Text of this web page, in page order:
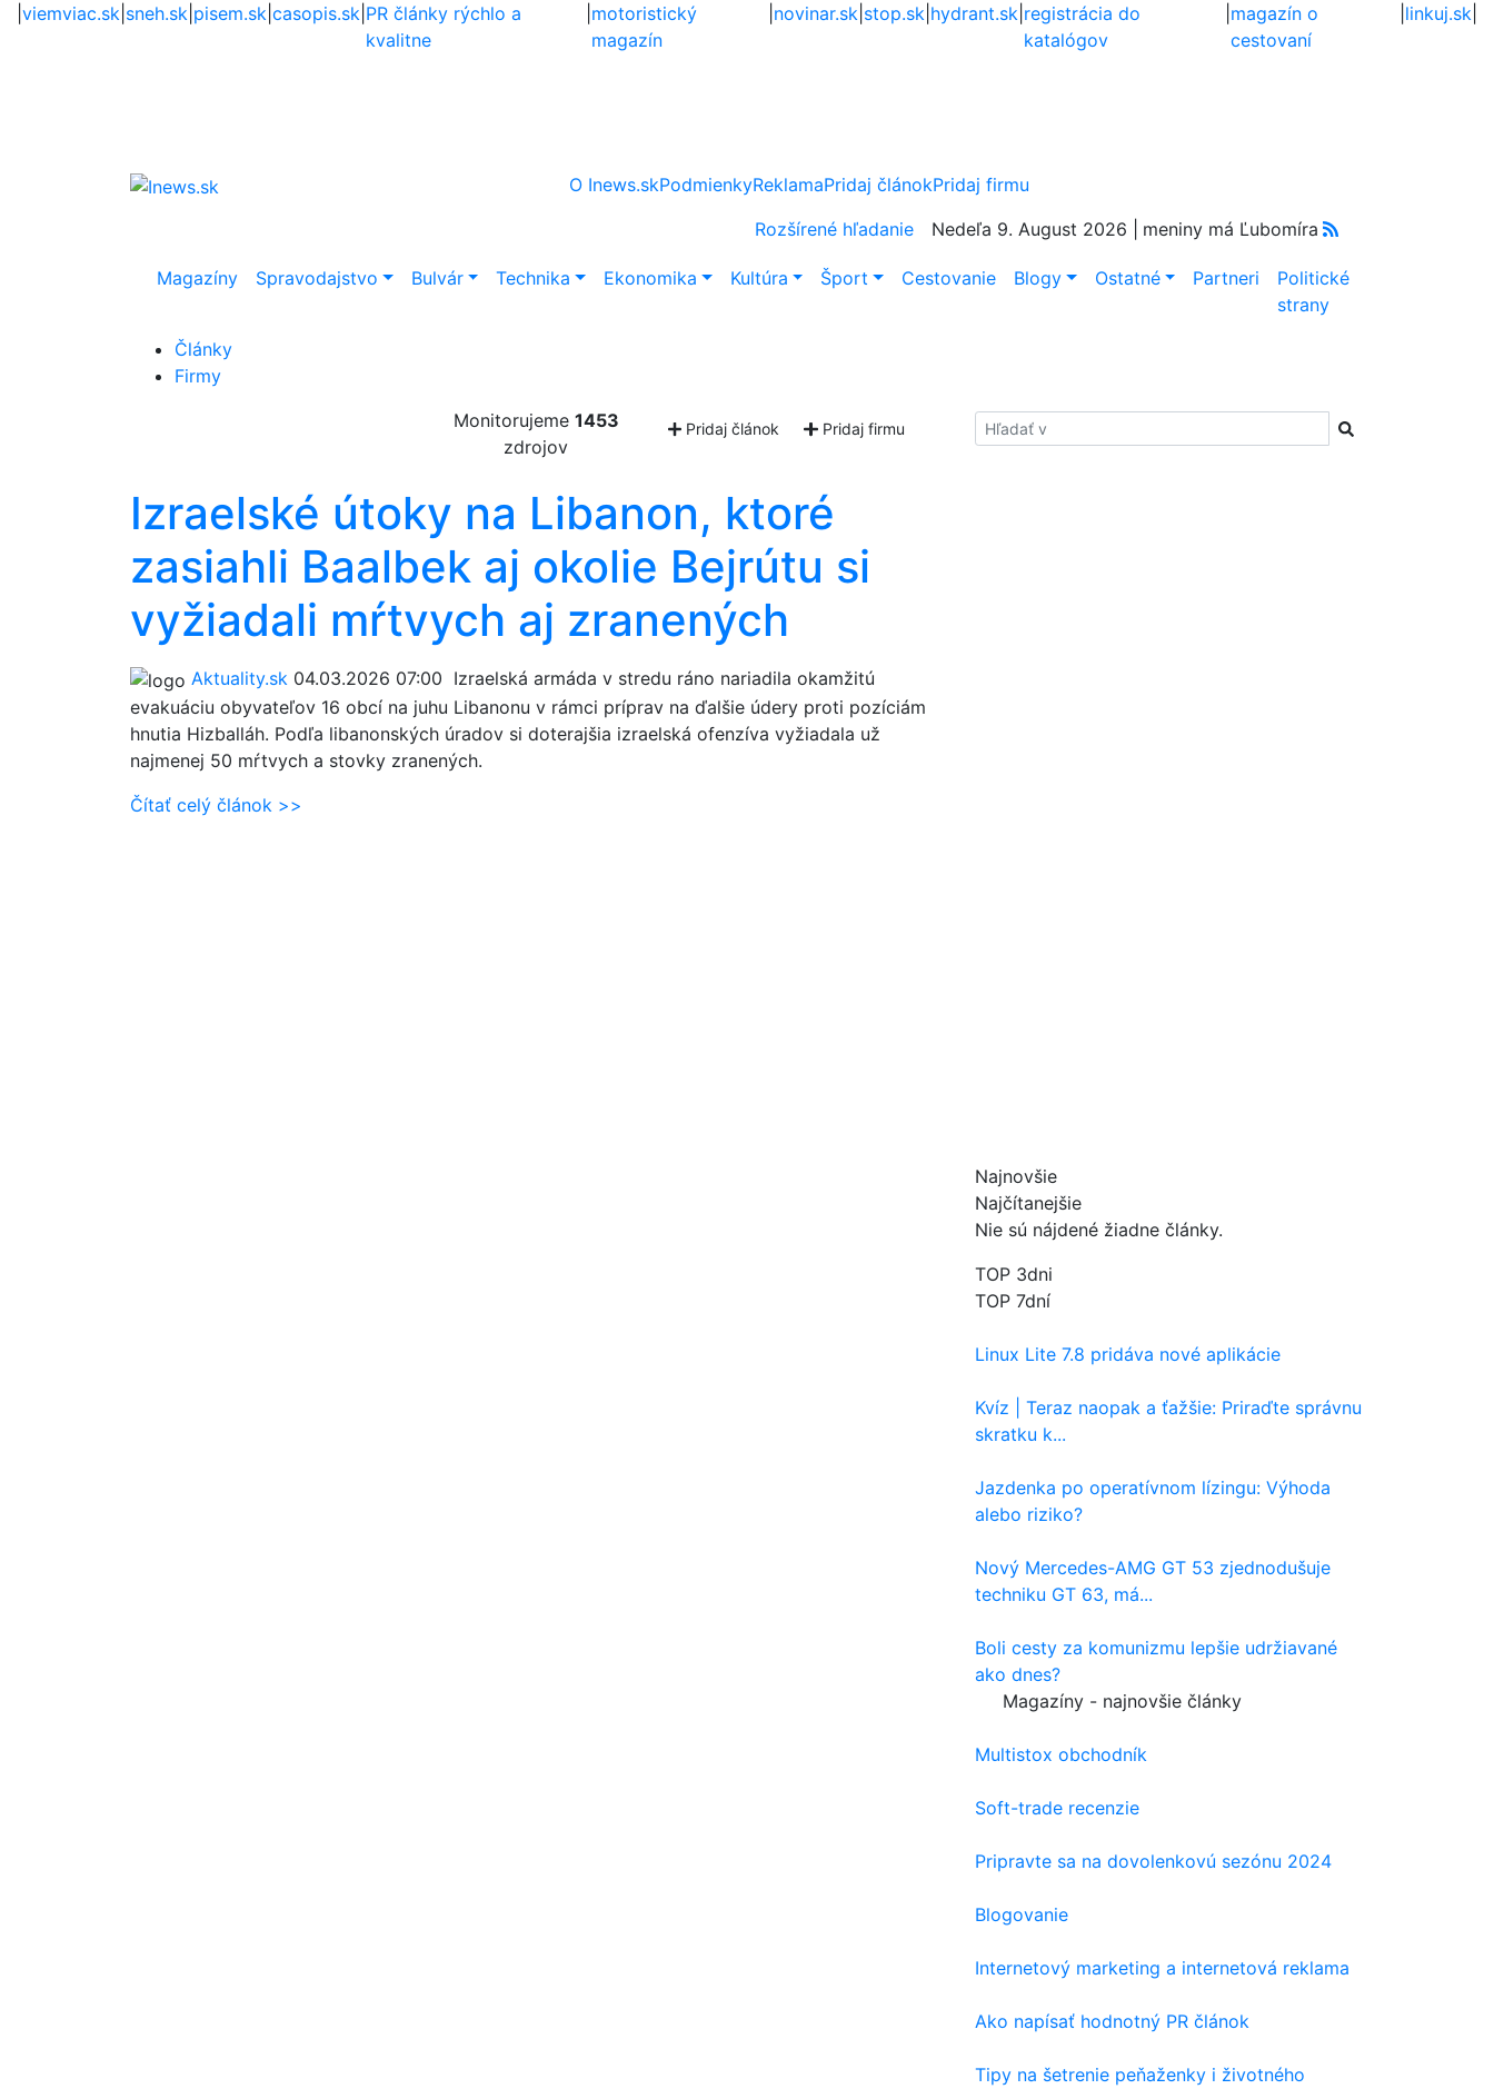
viemviac.sk sneh.sk pisem.sk casopis.sk PR články rýchlo a
kvalitne
motoristický
magazín
novinar.sk stop.sk hydrant.sk registrácia do
katalógov
magazín o
cestovaní
linkuj.sk|
O Inews.skPodmienkyReklamaPridaj článokPridaj firmu
Rozšírené hľadanie
Nedeľa 9. August 2026 | meniny má Ľubomíra
Magazíny Spravodajstvo Bulvár Technika Ekonomika Kultúra Šport Cestovanie Blogy Ostatné Partneri
Politické
strany
Články
Firmy
Monitorujeme 1453
zdrojov
Pridaj článok Pridaj firmu Hladať
Izraelské útoky na Libanon, ktoré
zasiahli Baalbek aj okolie Bejrútu si
vyžiadali mŕtvych aj zranených
Aktuality.sk 04.03.2026 07:00 Izraelská armáda v stredu ráno nariadila okamžitú
evakuáciu obyvateľov 16 obcí na juhu Libanonu v rámci príprav na ďalšie údery proti pozíciám
hnutia Hizballáh. Podľa libanonských úradov si doterajšia izraelská ofenzíva vyžiadala už
najmenej 50 mŕtvych a stovky zranených.
Čítať celý článok >>
Najnovšie
Najčítanejšie
Nie sú nájdené žiadne články.
TOP 3dni
TOP 7dní
Linux Lite 7.8 pridáva nové aplikácie
Kvíz | Teraz naopak a ťažšie: Priraďte správnu
skratku k...
Jazdenka po operatívnom lízingu: Výhoda
alebo riziko?
Nový Mercedes-AMG GT 53 zjednodušuje
techniku GT 63, má...
Boli cesty za komunizmu lepšie udržiavané
ako dnes?
Magazíny - najnovšie články
Multistox obchodník
Soft-trade recenzie
Pripravte sa na dovolenkovú sezónu 2024
Blogovanie
Internetový marketing a internetová reklama
Ako napísať hodnotný PR článok
Tipy na šetrenie peňaženky i životného